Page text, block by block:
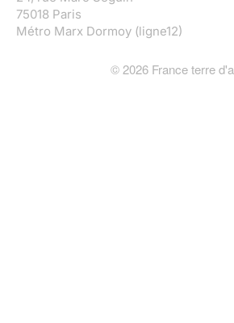
75018 Paris
Métro Marx Dormoy (ligne12)
© 2026France terre